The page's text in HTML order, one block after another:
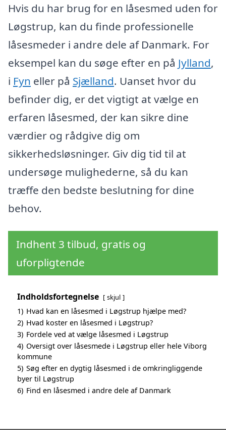
Hvis du har brug for en låsesmed uden for
Løgstrup, kan du finde professionelle
låsesmeder i andre dele af Danmark. For
eksempel kan du søge efter en på Jylland,
i Fyn eller på Sjælland. Uanset hvor du
befinder dig, er det vigtigt at vælge en
erfaren låsesmed, der kan sikre dine
værdier og rådgive dig om
sikkerhedsløsninger. Giv dig tid til at
undersøge mulighederne, så du kan
træffe den bedste beslutning for dine
behov.
Indhent 3 tilbud, gratis og
uforpligtende
Indholdsfortegnelse skjul
1) Hvad kan en låsesmed i Løgstrup hjælpe med?
2) Hvad koster en låsesmed i Løgstrup?
3) Fordele ved at vælge låsesmed i Løgstrup
4) Oversigt over låsesmede i Løgstrup eller hele Viborg
kommune
5) Søg efter en dygtig låsesmed i de omkringliggende
byer til Løgstrup
6) Find en låsesmed i andre dele af Danmark